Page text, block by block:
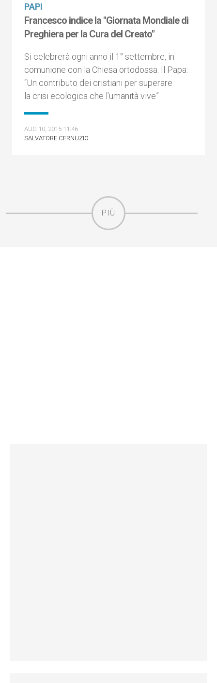
PAPI
Francesco indice la "Giornata Mondiale di
Preghiera per la Cura del Creato"
Si celebrerà ogni anno il 1° settembre, in
comunione con la Chiesa ortodossa. Il Papa:
“Un contributo dei cristiani per superare
la crisi ecologica che l’umanità vive”
AUG 10, 2015 11:46
SALVATORE CERNUZIO
PIÙ